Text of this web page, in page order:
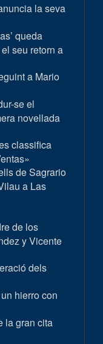
la seva
queda
seu retorn a
a Mario
se el
novellada
classifica
de Sagrario
a Las
de los
y Vicente
dels
hierro con
la gran cita